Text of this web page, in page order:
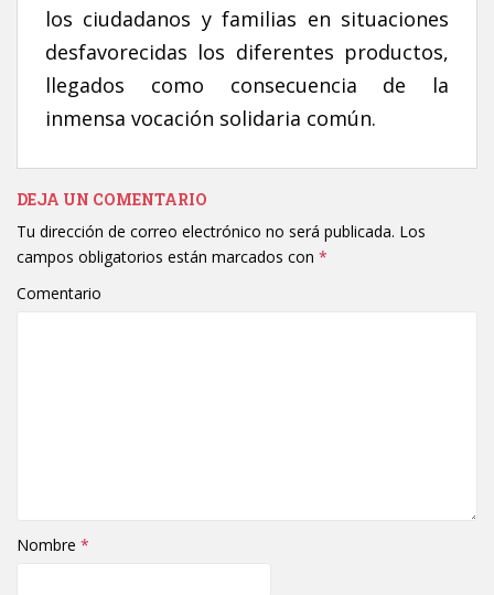
los ciudadanos y familias en situaciones
desfavorecidas los diferentes productos,
llegados como consecuencia de la
inmensa vocación solidaria común.
DEJA UN COMENTARIO
Tu dirección de correo electrónico no será publicada. Los
campos obligatorios están marcados con *
Comentario
Nombre *